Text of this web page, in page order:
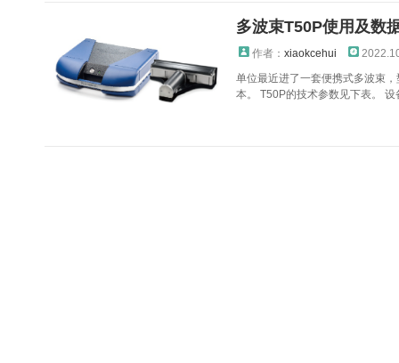
多波束T50P使用及数
作者： xiaokcehui
单位最近进了一套便携式多波束
本。 T50P的技术参数见下表。 设